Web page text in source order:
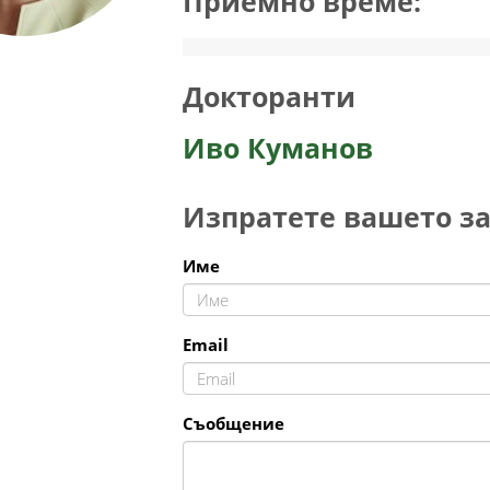
Докторанти
Иво Куманов
Изпратете вашето
Име
Email
Съобщение